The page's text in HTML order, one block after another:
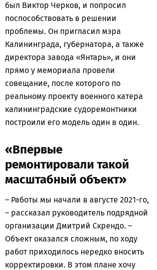
был Виктор Черков, и попросил
поспособствовать в решении
проблемы. Он пригласил мэра
Калининграда, губернатора, а также
директора завода «Янтарь», и они
прямо у мемориала провели
совещание, после которого по
реальному проекту военного катера
калининградские судоремонтники
построили его модель один в один.
«Впервые
ремонтировали такой
масштабный объект»
– Работы мы начали в августе 2021-го,
– рассказал руководитель подрядной
организации Дмитрий Скрендо. –
Объект оказался сложным, по ходу
работ приходилось нередко вносить
корректировки. В этом плане хочу